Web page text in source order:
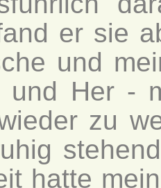
er sie
und
und Her -
zu
hatte